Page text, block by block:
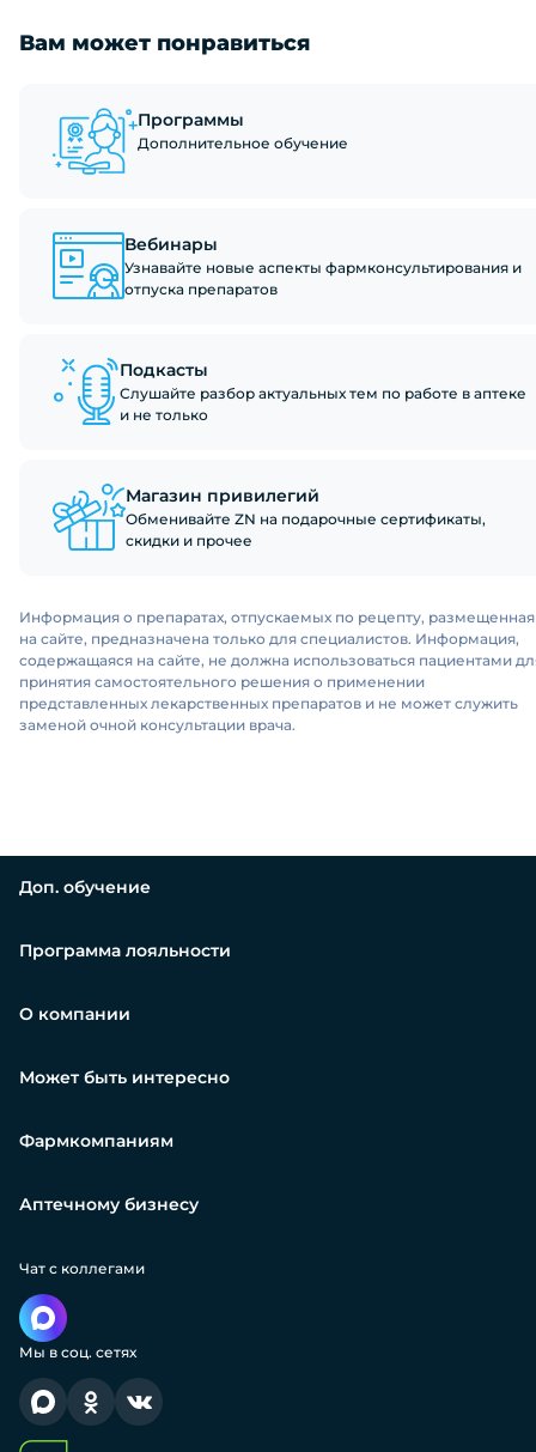
Вам может понравиться
Программы
Дополнительное обучение
Вебинары
Узнавайте новые аспекты фармконсультирования и
отпуска препаратов
Подкасты
Слушайте разбор актуальных тем по работе в аптеке
и не только
Магазин привилегий
Обменивайте ZN на подарочные сертификаты,
скидки и прочее
Информация о препаратах, отпускаемых по рецепту, размещенная
на сайте, предназначена только для специалистов. Информация,
содержащаяся на сайте, не должна использоваться пациентами
принятия самостоятельного решения о применении
представленных лекарственных препаратов и не может служить
заменой очной консультации врача.
Доп. обучение
Программа лояльности
О компании
Может быть интересно
Фармкомпаниям
Аптечному бизнесу
Чат с коллегами
Мы в соц. сетях